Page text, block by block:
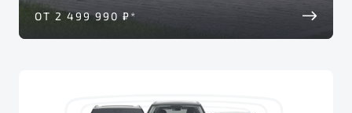
ОТ 2 499 990 ₽*